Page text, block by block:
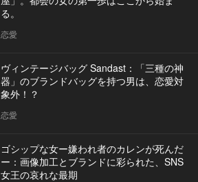
る。
恋愛
ヴィンテージバッグ Sandast：「三種の神
器」のブランドバッグを持つ男は、恋愛対
象外！？
恋愛
ゴシップな女ー嫌われ者のカレンが死んだ
ー：画像加工とブランドに彩られた、SNS
女王の哀れな最期